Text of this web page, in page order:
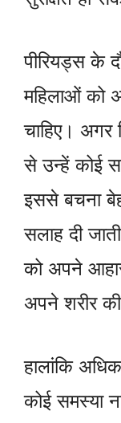
पीरियड्स के
महिलाओं को
चाहिए। अगर
से उन्हें कोई
इससे बचना
सलाह दी
को अपने
अपने शरीर
हालांकि
कोई समस्या